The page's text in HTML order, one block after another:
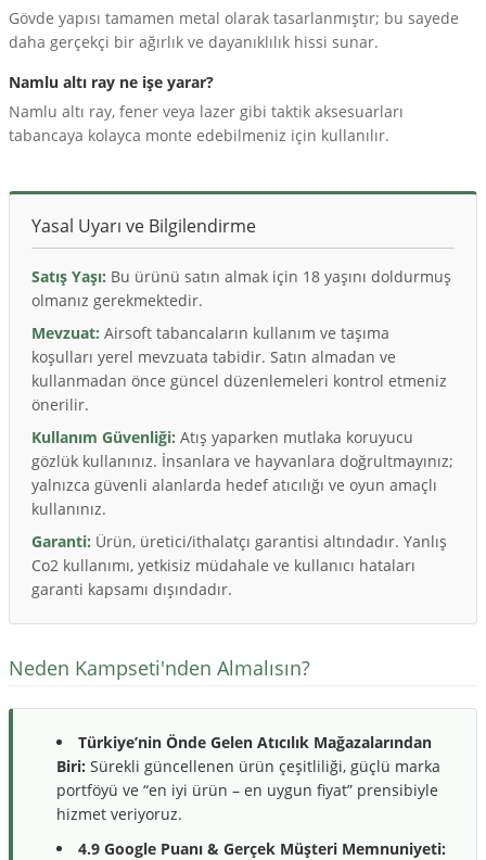
Gövde yapısı tamamen metal olarak tasarlanmıştır; bu sayede
daha gerçekçi bir ağırlık ve dayanıklılık hissi sunar.
Namlu altı ray ne işe yarar?
Namlu altı ray, fener veya lazer gibi taktik aksesuarları
tabancaya kolayca monte edebilmeniz için kullanılır.
Yasal Uyarı ve Bilgilendirme
Satış Yaşı: Bu ürünü satın almak için 18 yaşını doldurmuş
olmanız gerekmektedir.
Mevzuat: Airsoft tabancaların kullanım ve taşıma
koşulları yerel mevzuata tabidir. Satın almadan ve
kullanmadan önce güncel düzenlemeleri kontrol etmeniz
önerilir.
Kullanım Güvenliği: Atış yaparken mutlaka koruyucu
gözlük kullanınız. İnsanlara ve hayvanlara doğrultmayınız;
yalnızca güvenli alanlarda hedef atıcılığı ve oyun amaçlı
kullanınız.
Garanti: Ürün, üretici/ithalatçı garantisi altındadır. Yanlış
Co2 kullanımı, yetkisiz müdahale ve kullanıcı hataları
garanti kapsamı dışındadır.
Neden Kampseti'nden Almalısın?
Türkiye’nin Önde Gelen Atıcılık Mağazalarından
Biri: Sürekli güncellenen ürün çeşitliliği, güçlü marka
portföyü ve “en iyi ürün – en uygun fiyat” prensibiyle
hizmet veriyoruz.
4.9 Google Puanı & Gerçek Müşteri Memnuniyeti: